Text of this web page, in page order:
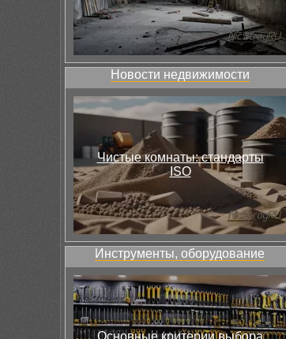
Новости недвижимости
Чистые комнаты: стандарты
ISO
Инструменты, оборудование
Основные критерии выбора